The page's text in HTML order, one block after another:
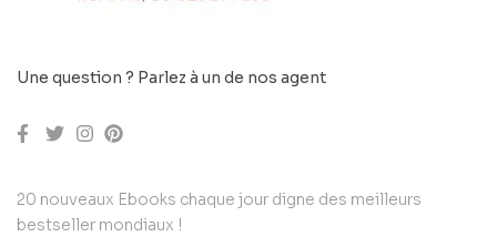
Une question ? Parlez à un de nos agent
20 nouveaux Ebooks chaque jour digne des meilleurs
bestseller mondiaux !